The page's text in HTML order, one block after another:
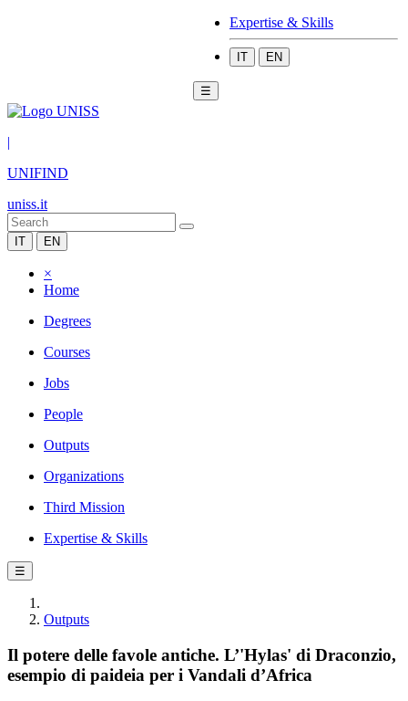
Expertise & Skills
IT EN
☰
|
UNIFIND
uniss.it
IT EN
×
Home
Degrees
Courses
Jobs
People
Outputs
Organizations
Third Mission
Expertise & Skills
☰
Outputs
Il potere delle favole antiche. L’'Hylas' di Draconzio,
esempio di paideia per i Vandali d’Africa